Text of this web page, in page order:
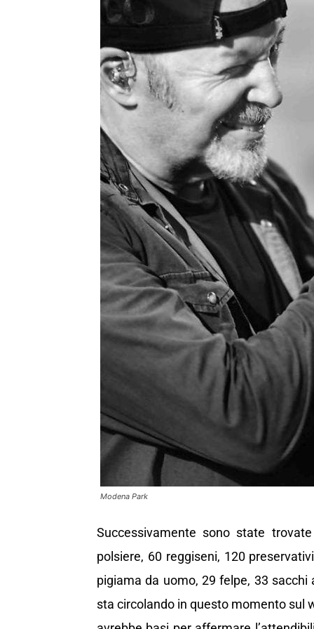
Modena Park
Successivamente sono state
polsiere, 60 reggiseni, 120
pigiama da uomo, 29 felpe, 33
sta circolando in questo momento sul